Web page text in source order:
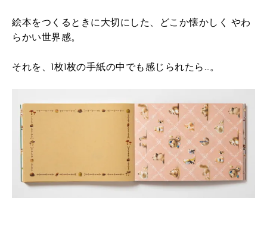
絵本をつくるときに大切にした、どこか懐かしく やわ
らかい世界感。
それを、1枚1枚の手紙の中でも感じられたら…。